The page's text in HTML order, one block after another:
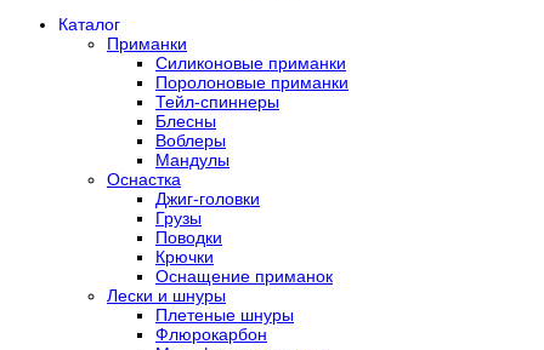
Каталог
Приманки
Силиконовые приманки
Поролоновые приманки
Тейл-спиннеры
Блесны
Воблеры
Мандулы
Оснастка
Джиг-головки
Грузы
Поводки
Крючки
Оснащение приманок
Лески и шнуры
Плетеные шнуры
Флюрокарбон